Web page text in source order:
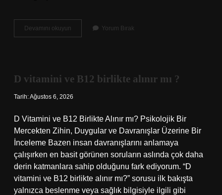
Devamını okuyun
ne
Yorum Bırak
D vitamini ve B12 birlikte alınır mı ?
Tarih: Ağustos 6, 2026
D Vitamini ve B12 Birlikte Alınır mı? Psikolojik Bir
Mercekten Zihin, Duygular ve Davranışlar Üzerine Bir
İnceleme Bazen insan davranışlarını anlamaya
çalışırken en basit görünen soruların aslında çok daha
derin katmanlara sahip olduğunu fark ediyorum. “D
vitamini ve B12 birlikte alınır mı?” sorusu ilk bakışta
yalnızca beslenme veya sağlık bilgisiyle ilgili gibi